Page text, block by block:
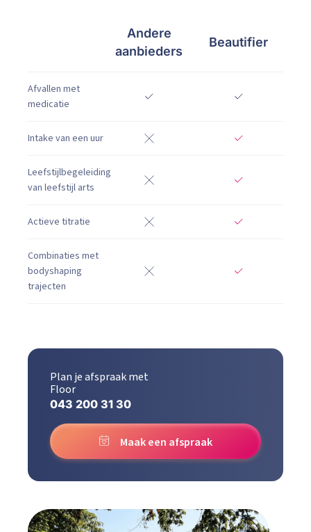
Andere
aanbieders
Beautifier
Afvallen met
medicatie
Intake van een uur
Leefstijlbegeleiding
van leefstijl arts
Actieve titratie
Combinaties met
bodyshaping
trajecten
Plan je afspraak met
Floor
043 200 31 30
Maak een afspraak